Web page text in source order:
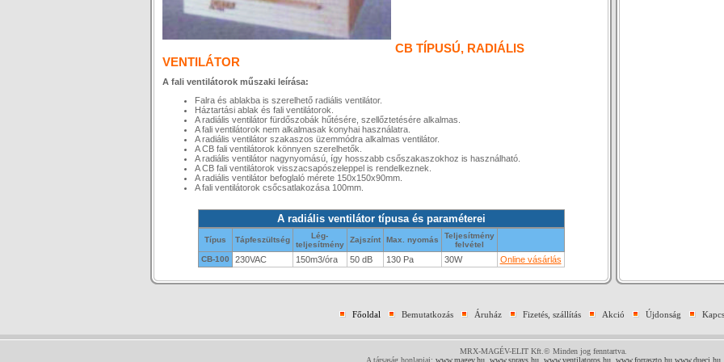
CB TÍPUSÚ, RADIÁLIS
VENTILÁTOR
A fali ventilátorok műszaki leírása:
Falra és ablakba is szerelhető radiális ventilátor.
Háztartási ablak és fali ventilátorok.
A radiális ventilátor fürdőszobák hűtésére, szellőztetésére alkalmas.
A fali ventilátorok nem alkalmasak konyhai használatra.
A radiális ventilátor szakaszos üzemmódra alkalmas ventilátor.
A CB fali ventilátorok könnyen szerelhetők.
A radiális ventilátor nagynyomású, így hosszabb csőszakaszokhoz is használható.
A CB fali ventilátorok visszacsapószeleppel is rendelkeznek.
A radiális ventilátor befoglaló mérete 150x150x90mm.
A fali ventilátorok csőcsatlakozása 100mm.
A radiális ventilátor típusa és paraméterei
Típus Tápfeszültség
Lég-
teljesítmény
Zajszínt Max. nyomás
Teljesítmény
felvétel
CB-100
230VAC 150m3/óra 50 dB 130 Pa 30W Online vásárlás
Főoldal Bemutatkozás Áruház Fizetés, szállítás Akció Újdonság
MRX-MAGÉV-ELIT Kft.© Minden jog fenntartva.
A társaság honlapjai: www.magev.hu, www.sprays.hu, www.ventilatoros.hu, www.forraszto.hu, www.dueci.hu